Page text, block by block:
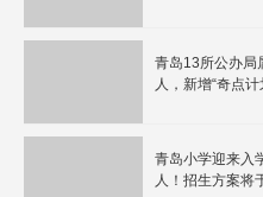
青岛13所公办局
人，新增“奇点
青岛小学迎来入
人！招生方案将